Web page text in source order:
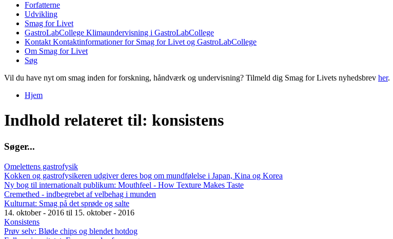
Forfatterne
Udvikling
Smag for Livet
GastroLabCollege Klimaundervisning i GastroLabCollege
Kontakt Kontaktinformationer for Smag for Livet og GastroLabCollege
Om Smag for Livet
Søg
Vil du have nyt om smag inden for forskning, håndværk og undervisning? Tilmeld dig Smag for Livets nyhedsbrev her.
Hjem
Indhold relateret til: konsistens
Søger...
Omelettens gastrofysik
Kokken og gastrofysikeren udgiver deres bog om mundfølelse i Japan, Kina og Korea
Ny bog til internationalt publikum: Mouthfeel - How Texture Makes Taste
Cremethed - indbegrebet af velbehag i munden
Kulturnat: Smag på det sprøde og salte
14. oktober - 2016 til 15. oktober - 2016
Konsistens
Prøv selv: Bløde chips og blendet hotdog